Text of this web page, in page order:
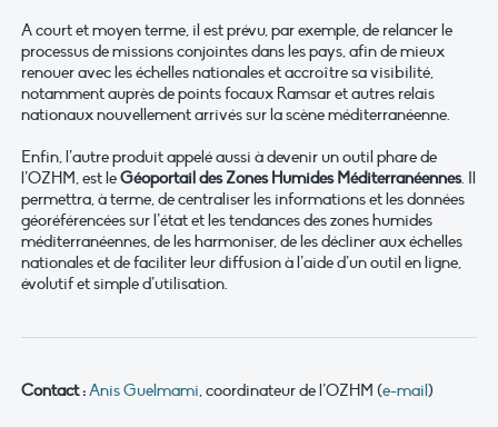
A court et moyen terme, il est prévu, par exemple, de relancer le
processus de missions conjointes dans les pays, afin de mieux
renouer avec les échelles nationales et accroître sa visibilité,
notamment auprès de points focaux Ramsar et autres relais
nationaux nouvellement arrivés sur la scène méditerranéenne.
Enfin, l’autre produit appelé aussi à devenir un outil phare de
l’OZHM, est leGéoportail des Zones Humides Méditerranéennes. Il
permettra, à terme, de centraliser les informations et les données
géoréférencées sur l’état et les tendances des zones humides
méditerranéennes, de les harmoniser, de les décliner aux échelles
nationales et de faciliter leur diffusion à l’aide d’un outil en ligne,
évolutif et simple d’utilisation.
Contact :Anis Guelmami, coordinateur de l’OZHM (e-mail)